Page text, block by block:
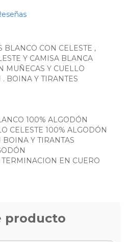
BLANCO CON CELESTE ,
Y CAMISA BLANCA
MUÑECAS Y CUELLO
BOINA Y TIRANTES
100% ALGODÓN
CELESTE 100% ALGODÓN
BOINA Y TIRANTAS
EN CUERO
producto